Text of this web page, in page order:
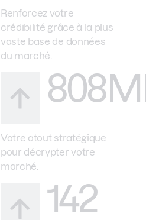
Renforcez votre
crédibilité grâce à la plus
vaste base de données
du marché.
Votre atout stratégique
pour décrypter votre
marché.
142